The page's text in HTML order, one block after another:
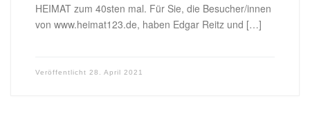
HEIMAT zum 40sten mal. Für Sie, die Besucher/innen
von www.heimat123.de, haben Edgar Reitz und […]
Veröffentlicht 28. April 2021